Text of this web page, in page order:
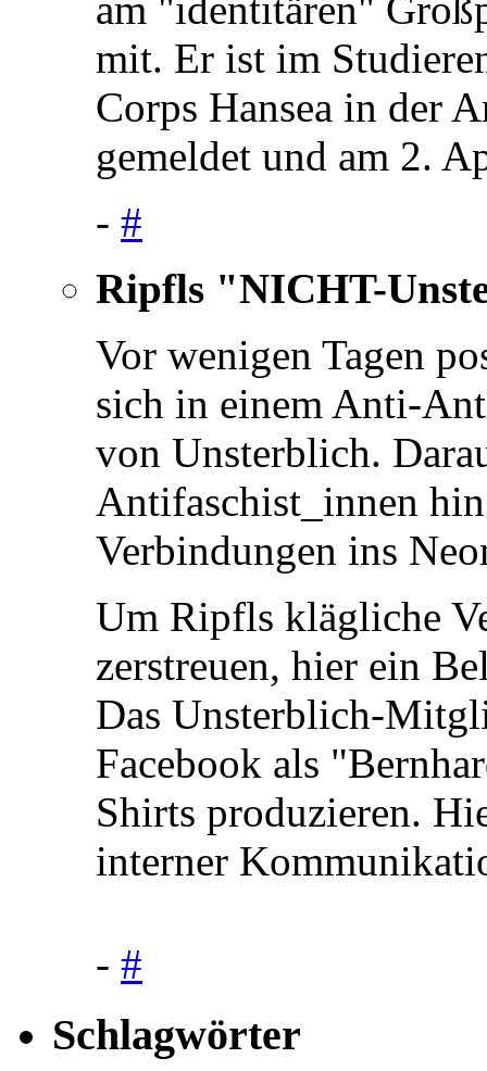
am "identitären"
mit. Er ist im
Corps Hansea in der
gemeldet und am 2.
- #
Ripfls "NICHT-
Vor wenigen Tagen
sich in einem Anti-
von Unsterblich.
Antifaschist_innen
Verbindungen ins
Um Ripfls klägliche
zerstreuen, hier ein
Das Unsterblich-
Facebook als
Shirts produzieren.
interner
- #
Schlagwörter